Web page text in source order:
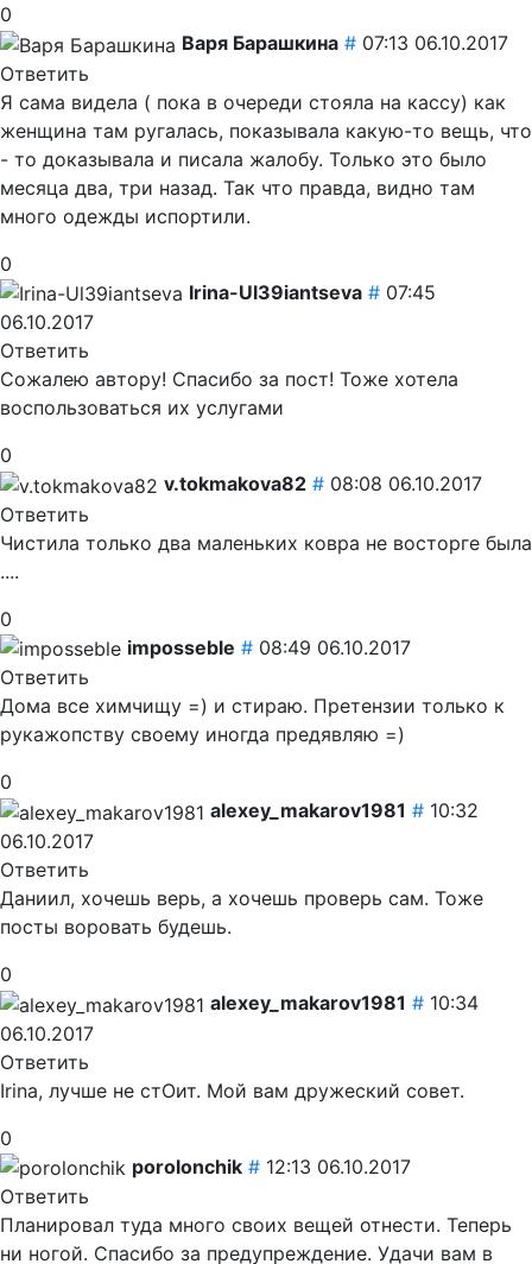
0
Варя Барашкина # 07:13 06.10.2017
Ответить
Я сама видела ( пока в очереди стояла на кассу) как
женщина там ругалась, показывала какую-то вещь, что
- то доказывала и писала жалобу. Только это было
месяца два, три назад. Так что правда, видно там
много одежды испортили.
0
Irina-Ul39iantseva # 07:45
06.10.2017
Ответить
Сожалею автору! Спасибо за пост! Тоже хотела
воспользоваться их услугами
0
v.tokmakova82 # 08:08 06.10.2017
Ответить
Чистила только два маленьких ковра не восторге была
....
0
imposseble # 08:49 06.10.2017
Ответить
Дома все химчищу =) и стираю. Претензии только к
рукажопству своему иногда предявляю =)
0
alexey_makarov1981 # 10:32
06.10.2017
Ответить
Даниил, хочешь верь, а хочешь проверь сам. Тоже
посты воровать будешь.
0
alexey_makarov1981 # 10:34
06.10.2017
Ответить
Irina, лучше не стОит. Мой вам дружеский совет.
0
porolonchik # 12:13 06.10.2017
Ответить
Планировал туда много своих вещей отнести. Теперь
ни ногой. Спасибо за предупреждение. Удачи вам в